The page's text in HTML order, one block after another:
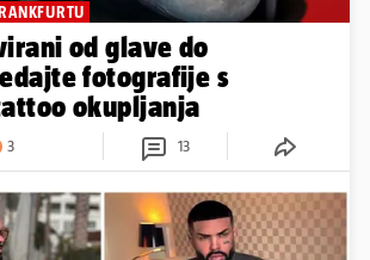
od glave do
fotografije s
okupljanja
3 13